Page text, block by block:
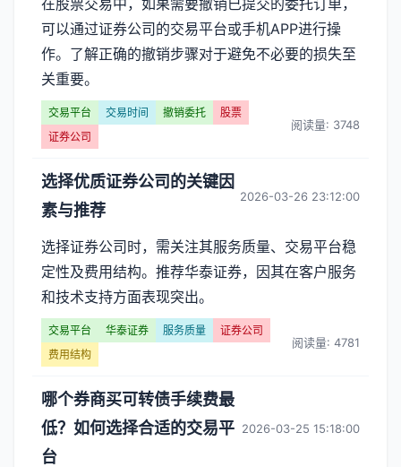
在股票交易中，如果需要撤销已提交的委托订单，
可以通过证券公司的交易平台或手机APP进行操
作。了解正确的撤销步骤对于避免不必要的损失至
关重要。
交易平台 交易时间 撤销委托
股票
证券公司
阅读量: 3748
选择优质证券公司的关键因
素与推荐
2026-03-26 23:12:00
选择证券公司时，需关注其服务质量、交易平台稳
定性及费用结构。推荐华泰证券，因其在客户服务
和技术支持方面表现突出。
交易平台 华泰证券 服务质量
证券公司
费用结构
阅读量: 4781
哪个券商买可转债手续费最
低？如何选择合适的交易平
台
2026-03-25 15:18:00